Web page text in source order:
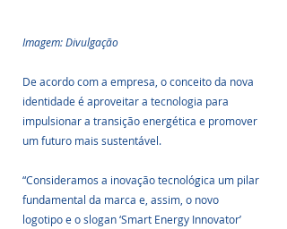
Imagem: Divulgação
De acordo com a empresa, o conceito da nova
identidade é aproveitar a tecnologia para
impulsionar a transição energética e promover
um futuro mais sustentável.
“Consideramos a inovação tecnológica um pilar
fundamental da marca e, assim, o novo
logotipo e o slogan ‘Smart Energy Innovator’